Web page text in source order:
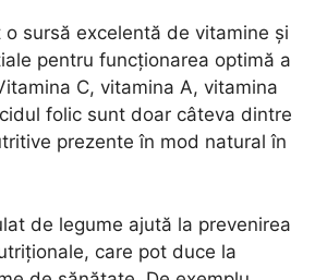
o sursă excelentă de vitamine și
pentru funcționarea optimă a
C, vitamina A, vitamina
folic sunt doar câteva dintre
prezente în mod natural în
de legume ajută la prevenirea
care pot duce la